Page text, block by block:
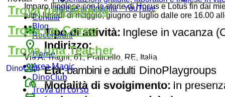
Inglese in famiglia - YouTube
Contatti
Blog
Recensioni
Home
Area Magic
DinoClub
Trova un corso
Trova una Scuola
Trova un Corso
Trova una Teacher
DinoClub
Imparo l'inglese con le storie di Hocus e Lotus fin dai
tutti i lunedì di maggio, giugno e luglio dalle ore 16.00
diversity_3 Tipo di attività: Inglese in vacanza
place Indirizzo:
Via A. Tragni, 61, Praticello, RE, Italia
group Età:bambini e adulti DinoPlaygroups
broadcast_on_personal Modalità di svolgimento: In